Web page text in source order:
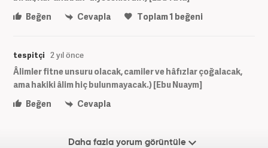
Beğen
Cevapla Toplam1 beğeni
tespitçi 2 yıl önce
Âlimler fitne unsuru olacak, camiler ve hâfızlar çoğalacak,
ama hakiki âlim hiç bulunmayacak.) [Ebu Nuaym]
Beğen
Cevapla
Daha fazla yorum görüntüle